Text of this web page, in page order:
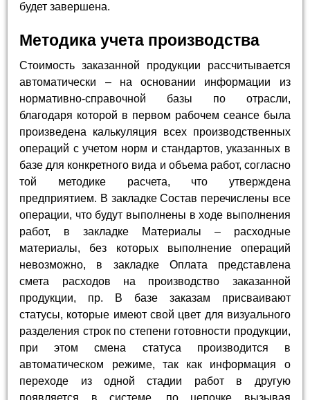
будет завершена.
Методика учета производства
Стоимость заказанной продукции рассчитывается
автоматически – на основании информации из
нормативно-справочной базы по отрасли,
благодаря которой в первом рабочем сеансе была
произведена калькуляция всех производственных
операций с учетом норм и стандартов, указанных в
базе для конкретного вида и объема работ, согласно
той методике расчета, что утверждена
предприятием. В закладке Состав перечислены все
операции, что будут выполнены в ходе выполнения
работ, в закладке Материалы – расходные
материалы, без которых выполнение операций
невозможно, в закладке Оплата представлена
смета расходов на производство заказанной
продукции, пр. В базе заказам присваивают
статусы, которые имеют свой цвет для визуального
разделения строк по степени готовности продукции,
при этом смена статуса производится в
автоматическом режиме, так как информация о
переходе из одной стадии работ в другую